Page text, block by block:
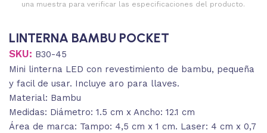
una muestra para verificar las especificaciones del producto.
LINTERNA BAMBU POCKET
SKU: B30-45
Mini linterna LED con revestimiento de bambu, pequeña
y facil de usar. Incluye aro para llaves.
Material: Bambu
Medidas: Diámetro: 1.5 cm x Ancho: 12.1 cm
Área de marca: Tampo: 4,5 cm x 1 cm. Laser: 4 cm x 0,7